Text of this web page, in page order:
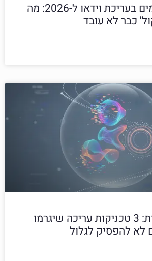
הטרנדים החמים בעריכת וידאו ל-2026: מה
כבר לא עובד
סוד הוויראליות: 3 טכניקות עריכה שיגרמו
לא להפסיק לגלול